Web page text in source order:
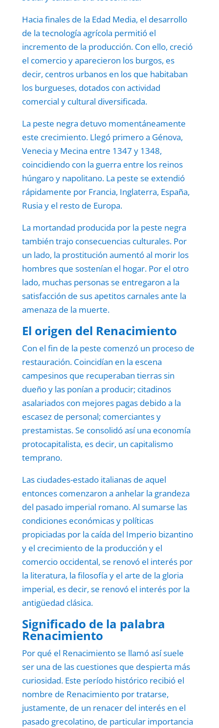
Hacia finales de la Edad Media, el desarrollo
de la tecnología agrícola permitió el
incremento de la producción. Con ello, creció
el comercio y aparecieron los burgos, es
decir, centros urbanos en los que habitaban
los burgueses, dotados con actividad
comercial y cultural diversificada.
La peste negra detuvo momentáneamente
este crecimiento. Llegó primero a Génova,
Venecia y Mecina entre 1347 y 1348,
coincidiendo con la guerra entre los reinos
húngaro y napolitano. La peste se extendió
rápidamente por Francia, Inglaterra, España,
Rusia y el resto de Europa.
La mortandad producida por la peste negra
también trajo consecuencias culturales. Por
un lado, la prostitución aumentó al morir los
hombres que sostenían el hogar. Por el otro
lado, muchas personas se entregaron a la
satisfacción de sus apetitos carnales ante la
amenaza de la muerte.
El origen del Renacimiento
Con el fin de la peste comenzó un proceso de
restauración. Coincidían en la escena
campesinos que recuperaban tierras sin
dueño y las ponían a producir; citadinos
asalariados con mejores pagas debido a la
escasez de personal; comerciantes y
prestamistas. Se consolidó así una economía
protocapitalista, es decir, un capitalismo
temprano.
Las ciudades-estado italianas de aquel
entonces comenzaron a anhelar la grandeza
del pasado imperial romano. Al sumarse las
condiciones económicas y políticas
propiciadas por la caída del Imperio bizantino
y el crecimiento de la producción y el
comercio occidental, se renovó el interés por
la literatura, la filosofía y el arte de la gloria
imperial, es decir, se renovó el interés por la
antigüedad clásica.
Significado de la palabra
Renacimiento
Por qué el Renacimiento se llamó así suele
ser una de las cuestiones que despierta más
curiosidad. Este período histórico recibió el
nombre de Renacimiento por tratarse,
justamente, de un renacer del interés en el
pasado grecolatino, de particular importancia